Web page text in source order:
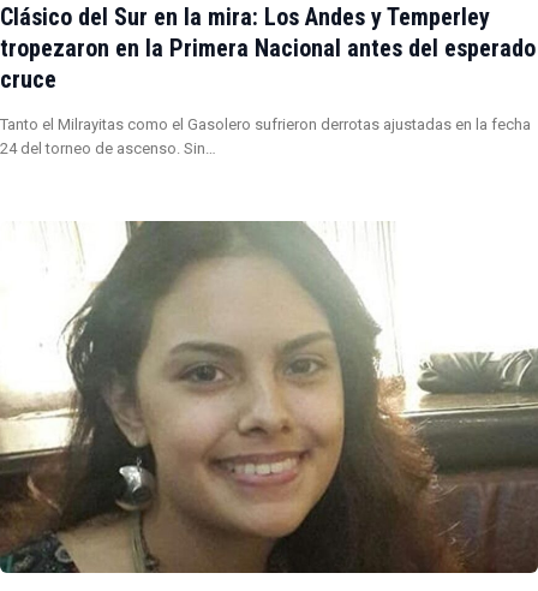
Clásico del Sur en la mira: Los Andes y Temperley
tropezaron en la Primera Nacional antes del esperado
cruce
Tanto el Milrayitas como el Gasolero sufrieron derrotas ajustadas en la fecha
24 del torneo de ascenso. Sin…